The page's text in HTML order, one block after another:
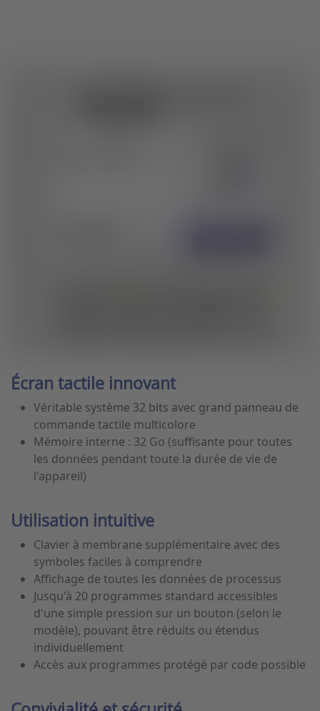
Écran tactile innovant
Véritable système 32 bits avec grand panneau de
commande tactile multicolore
Mémoire interne : 32 Go (suffisante pour toutes
les données pendant toute la durée de vie de
l'appareil)
Utilisation intuitive
Clavier à membrane supplémentaire avec des
symboles faciles à comprendre
Affichage de toutes les données de processus
Jusqu'à 20 programmes standard accessibles
d'une simple pression sur un bouton (selon le
modèle), pouvant être réduits ou étendus
individuellement
Accès aux programmes protégé par code possible